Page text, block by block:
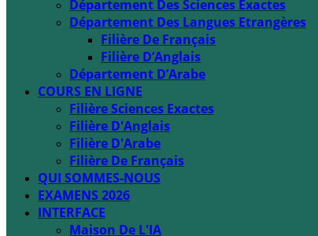
Département Des Sciences Exactes
Département Des Langues Etrangères
Filière De Français
Filière D’Anglais
Département D’Arabe
COURS EN LIGNE
Filière Sciences Exactes
Filière D'Anglais
Filière D'Arabe
Filière De Français
QUI SOMMES-NOUS
EXAMENS 2026
INTERFACE
Maison De L'IA